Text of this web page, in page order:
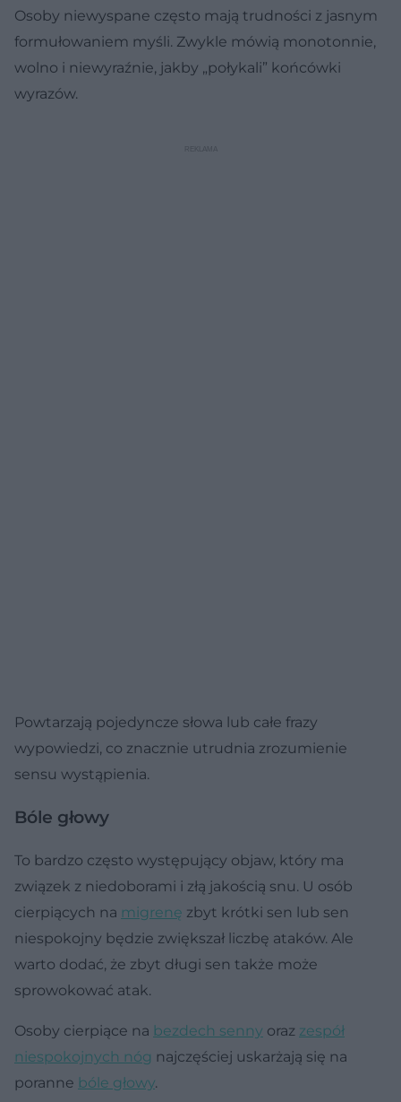
Osoby niewyspane często mają trudności z jasnym
formułowaniem myśli. Zwykle mówią monotonnie,
wolno i niewyraźnie, jakby „połykali” końcówki
wyrazów.
Powtarzają pojedyncze słowa lub całe frazy
wypowiedzi, co znacznie utrudnia zrozumienie
sensu wystąpienia.
Bóle głowy
To bardzo często występujący objaw, który ma
związek z niedoborami i złą jakością snu. U osób
cierpiących na migrenę zbyt krótki sen lub sen
niespokojny będzie zwiększał liczbę ataków. Ale
warto dodać, że zbyt długi sen także może
sprowokować atak.
Osoby cierpiące na bezdech senny oraz zespół
niespokojnych nóg najczęściej uskarżają się na
poranne bóle głowy.